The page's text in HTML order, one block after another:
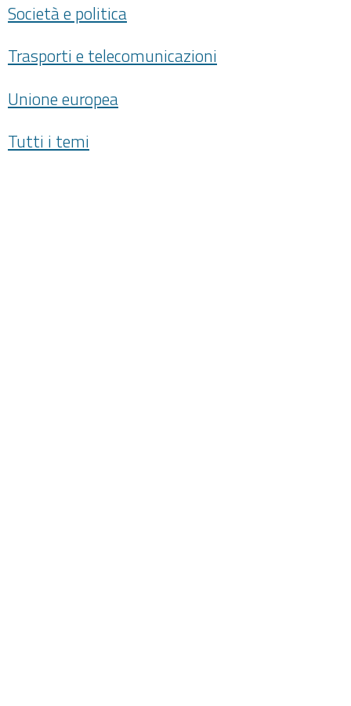
Società e politica
Trasporti e telecomunicazioni
Unione europea
Tutti i temi